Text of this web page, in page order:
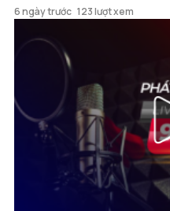
6 ngày trước 123 lượt xem